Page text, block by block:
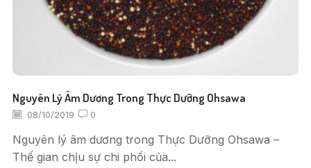
Nguyên Lý Âm Dương Trong Thực Dưỡng Ohsawa
08/10/2019 0
Nguyên lý âm dương trong Thực Dưỡng Ohsawa –
Thế gian chịu sự chi phối của...